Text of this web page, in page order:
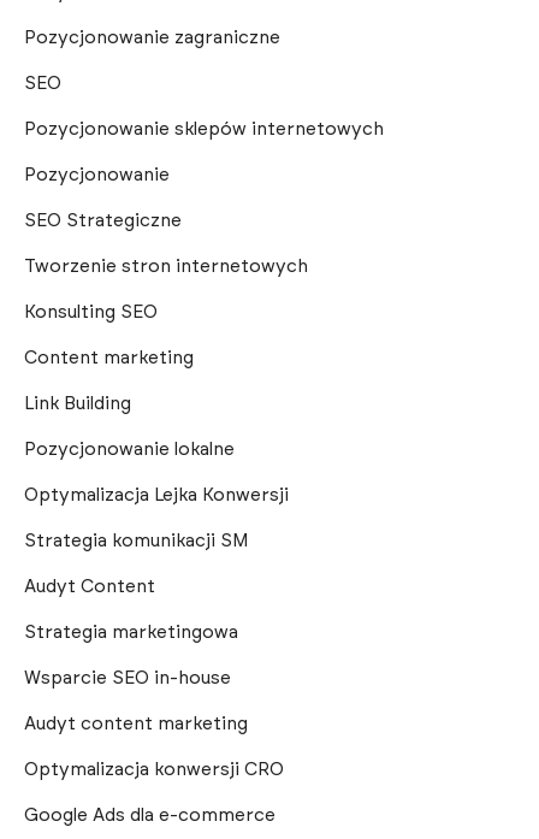
Pozycjonowanie zagraniczne
SEO
Pozycjonowanie sklepów internetowych
Pozycjonowanie
SEO Strategiczne
Tworzenie stron internetowych
Konsulting SEO
Content marketing
Link Building
Pozycjonowanie lokalne
Optymalizacja Lejka Konwersji
Strategia komunikacji SM
Audyt Content
Strategia marketingowa
Wsparcie SEO in-house
Audyt content marketing
Optymalizacja konwersji CRO
Google Ads dla e-commerce